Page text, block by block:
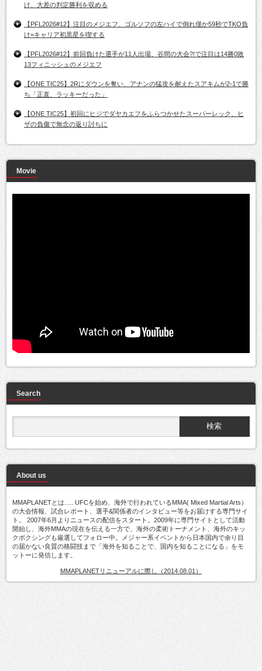
け、大差の判定勝利を収める
【PFL2026#12】注目のメジエフ、ゴルソフの左ハイで倒れ僅か59秒でTKO負
け=キャリア初黒星を喫する
【PFL2026#12】前回負けた選手が11人出場、谷間の大会?!で注目は14勝0敗
13フィニッシュのメジエフ
【ONE TIC25】2Rにダウンを奪い、アナンの猛攻を耐えたスアキムが2-1で勝
ち「正直、ラッキーだった」
【ONE TIC25】初回にヒジでダヤカエフをふらつかせたスーパーレック、ヒ
ザの負傷で無念の返り討ちに
Movie
Search
About us
MMAPLANETとは..... UFCを始め、海外で行われているMMA( Mixed Martial Arts）
の大会情報、試合レポート、選手&関係者のインタビュー等をお届けする専門サイ
ト。 2007年6月よりニュースの配信をスタート。2009年に専門サイトとして活動
開始し、海外MMAの現在を伝える一方で、海外の柔術トーナメント、海外のキッ
クボクシングも厳選してフォロー中。メジャー系イベントから日本国内で余り目
の届かない良質の格闘技まで「海外を知ることで、国内を知ることになる」をモ
ットーに発信します。
MMAPLANETリニューアルに際し（2014.08.01）